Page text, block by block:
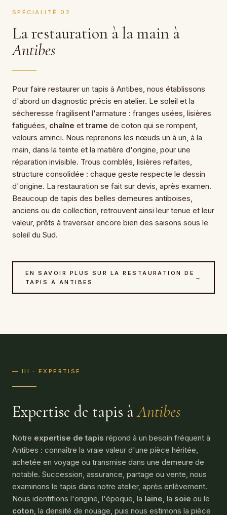
SPÉCIALITÉ 02
La restauration à la main à
Antibes
Pour faire restaurer un tapis à Antibes, nous établissons
d'abord un diagnostic précis en atelier. Le soleil et la
sécheresse fragilisent l'armature : franges usées, lisières
fatiguées, chaîne ettrame de coton qui se rompent,
velours aminci. Nous reprenons les nœuds un à un, à la
main, dans la teinte et la matière d'origine, pour une
réparation invisible. Trous comblés, lisières refaites,
structure consolidée : chaque geste respecte le dessin
d'origine. La restauration se fait sur devis, après examen.
Beaucoup de tapis des belles demeures antiboises,
anciens ou de collection, retrouvent ainsi leur tenue et leur
valeur, prêts à traverser encore bien des saisons sous le
soleil du Sud.
EN SAVOIR PLUS SUR LA RESTAURATION DE
TAPIS À ANTIBES
→
— III · EXPERTISE
Expertise de tapis àAntibes
Notre expertise de tapis répond à un besoin fréquent à
Antibes : connaître la vraie valeur d'une pièce héritée,
achetée en voyage ou transmise dans une demeure de
notable. Succession, assurance, partage ou vente, nous
examinons le tapis dans notre atelier, après enlèvement.
Nous identifions l'origine, l'époque, la laine , la soie ou le
coton , la densité de nouage, puis nous estimons la pièce